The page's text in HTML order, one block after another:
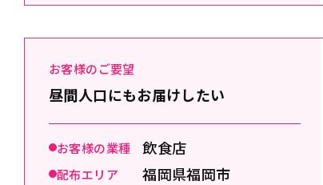
お客様のご要望
昼間人口にもお届けしたい
お客様の業種 飲食店
配布エリア 福岡県福岡市